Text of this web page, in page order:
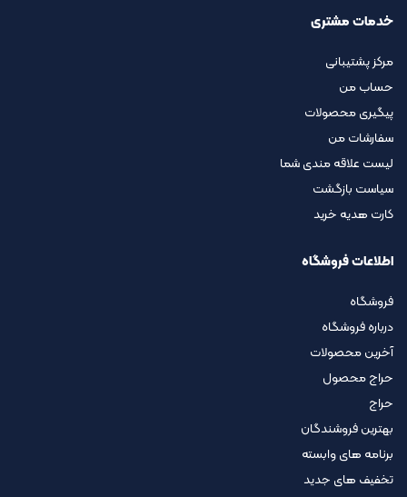
خدمات مشتری
مرکز پشتیبانی
حساب من
پیگیری محصولات
سفارشات من
لیست علاقه مندی شما
سیاست بازگشت
کارت هدیه خرید
اطلاعات فروشگاه
فروشگاه
درباره فروشگاه
آخرین محصولات
حراج محصول
حراج
بهترین فروشندگان
برنامه های وابسته
تخفیف های جدید